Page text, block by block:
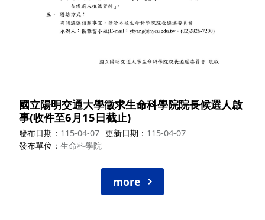
國立陽明交通大學徵求生命科學院院長候選人啟
事(收件至6月15日截止)
發布日期 115-04-07 更新日期
115-04-07
發布單位
生命科學院
more